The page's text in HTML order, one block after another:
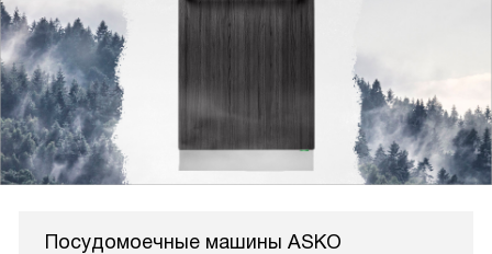
Посудомоечные машины ASKO